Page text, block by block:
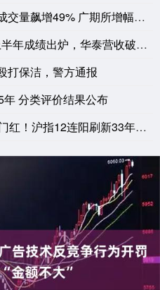
量飙增49% 广期所增幅明显
出炉，华泰营收破十亿领跑，F
打保洁，警方通报
分类评价结果公布
沪指12连阳刷新33年纪录，2